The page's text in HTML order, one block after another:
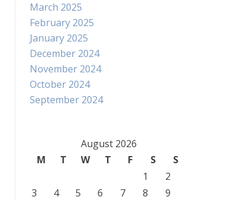
March 2025
February 2025
January 2025
December 2024
November 2024
October 2024
September 2024
August 2026
M
T W T F S
S
1
2
3
4 5 6 7 8
9